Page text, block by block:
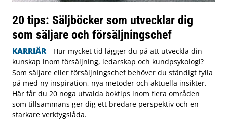
20 tips: Säljböcker som utvecklar dig
som säljare och försäljningschef
KARRIÄR
Hur mycket tid lägger du på att utveckla din
kunskap inom försäljning, ledarskap och kundpsykologi?
Som säljare eller försäljningschef behöver du ständigt fylla
på med ny inspiration, nya metoder och aktuella insikter.
Här får du 20 noga utvalda boktips inom flera områden
som tillsammans ger dig ett bredare perspektiv och en
starkare verktygslåda.